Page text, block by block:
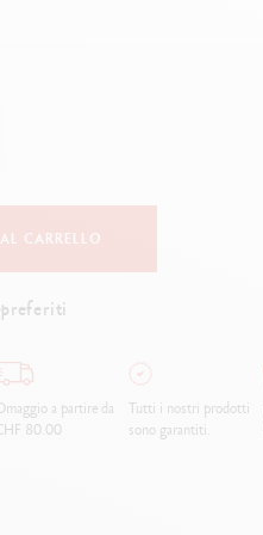
CARRELLO
a partire da
80.00
Tutti i nostri prodotti
sono garantiti.